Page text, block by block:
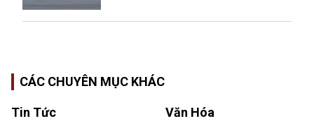
CÁC CHUYÊN MỤC KHÁC
Tin Tức Văn Hóa